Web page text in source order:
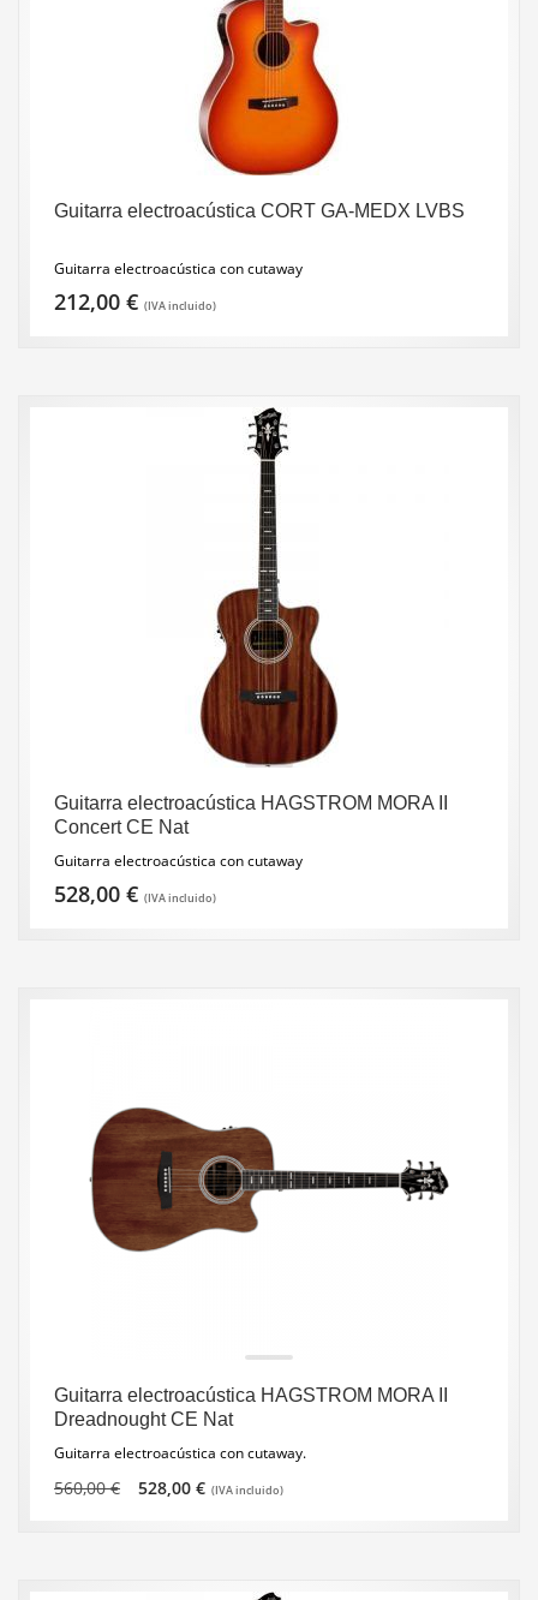
Guitarra electroacústica CORT GA-MEDX LVBS
Guitarra electroacústica con cutaway
212,00 € (IVA incluido)
Guitarra electroacústica HAGSTROM MORA II
Concert CE Nat
Guitarra electroacústica con cutaway
528,00 € (IVA incluido)
Guitarra electroacústica HAGSTROM MORA II
Dreadnought CE Nat
Guitarra electroacústica con cutaway.
560,00€ El
precio
528,00 €El(IVA incluido)